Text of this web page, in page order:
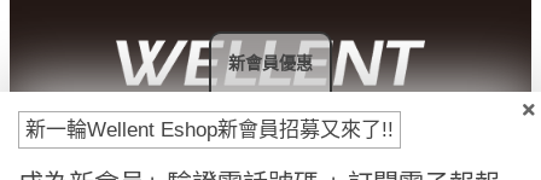
付款方法
新一輪Wellent Eshop新會員招募又來了!!
新會員優惠